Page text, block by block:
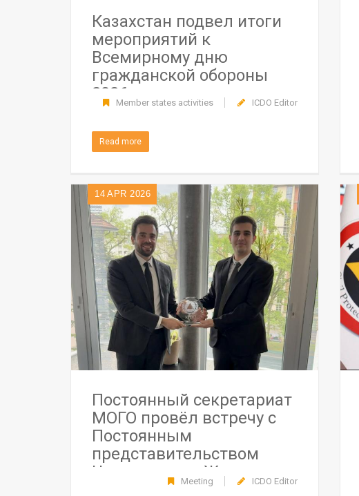
Казахстан подвел итоги
мероприятий к
Всемирному дню
гражданской обороны
2026Member states activities ICDO Editor
Read more
14 APR 2026
Постоянный секретариат
МОГО провёл встречу с
Постоянным
представительством
Черногории в Женеве
Meeting ICDO Editor